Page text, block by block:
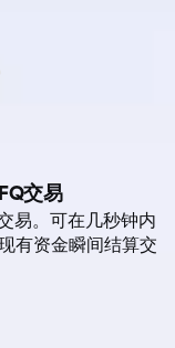
交易
易。可在几秒钟内
有资金瞬间结算交